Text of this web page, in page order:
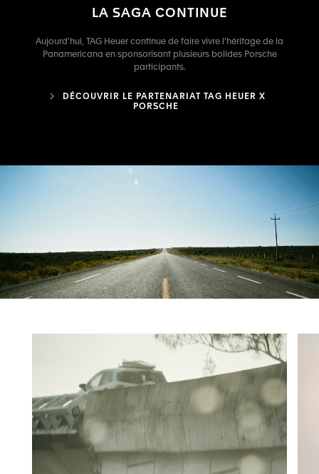
LA SAGA CONTINUE
Aujourd'hui, TAG Heuer continue de faire vivre l'héritage de la
Panamericana en sponsorisant plusieurs bolides Porsche
participants.
DÉCOUVRIR LE PARTENARIAT TAG HEUER X
PORSCHE